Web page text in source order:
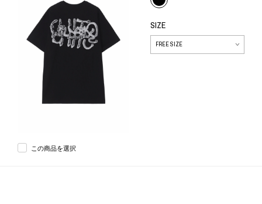
この商品を選択
SIZE